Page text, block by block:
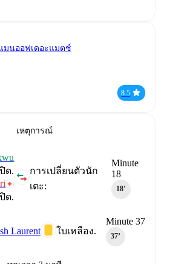
มนออฟเดอะแมตช์
8.5
เหตุการณ์
Minute
18
18‎’‎
การเปลี่ยนตัวนัก
เตะ:
ปิด.
ปิด.
Minute 37
37‎’‎
ใบเหลือง.
Laurent